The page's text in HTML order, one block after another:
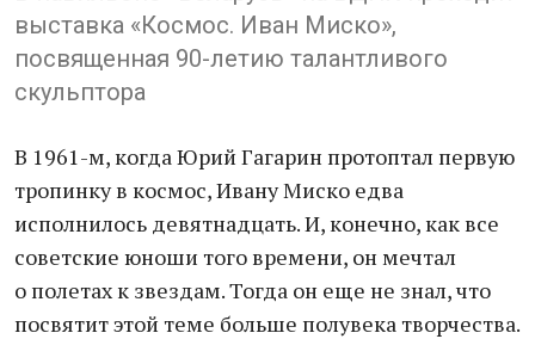
выставка «Космос. Иван Миско»,
посвященная 90-летию талантливого
скульптора
В 1961-м, когда Юрий Гагарин протоптал первую
тропинку в космос, Ивану Миско едва
исполнилось девятнадцать. И, конечно, как все
советские юноши того времени, он мечтал
о полетах к звездам. Тогда он еще не знал, что
посвятит этой теме больше полувека творчества.